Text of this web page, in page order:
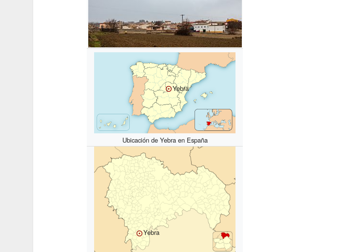
Yebra
Ubicación de Yebra en España
Yebra